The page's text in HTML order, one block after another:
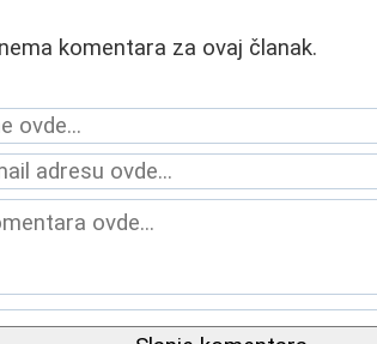
komentara za ovaj članak.